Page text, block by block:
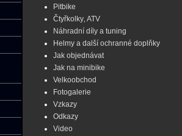
Pitbike
Čtyřkolky‚ ATV
Náhradní díly a tuning
Helmy a další ochranné doplňky
Jak objednávat
Jak na minibike
Velkoobchod
Fotogalerie
Vzkazy
Odkazy
Video